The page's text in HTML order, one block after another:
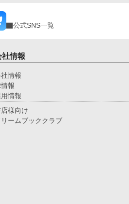
公式SNS一覧
社情報
情報
報
情報
様向け
リームブッククラブ